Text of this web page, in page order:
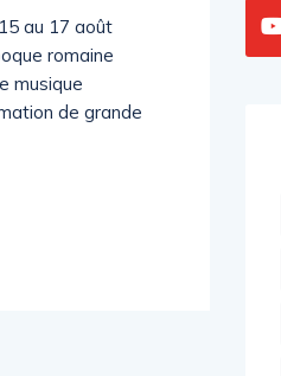
au 17 août
romaine
musique
de grande